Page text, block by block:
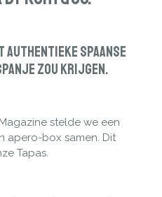
authentieke Spaanse
zou krijgen.
stelde we een
apero-box samen. Dit
Tapas.